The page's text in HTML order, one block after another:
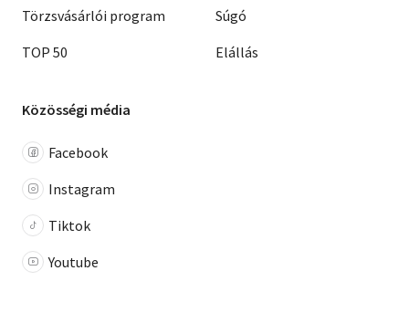
Törzsvásárlói program
TOP 50
Súgó
Elállás
Közösségi média
Facebook
Instagram
Tiktok
Youtube